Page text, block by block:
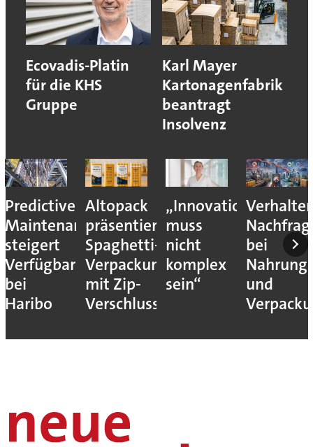
Ecovadis-Platin
für die KHS
Gruppe
Karl Mayer
Kartonagenfabrik
beantragt
Insolvenz
Predictive
Maintenance
steigert
Verfügbarkeit
bei
Haribo
Altopack
präsentiert
Spaghetti-
Verpackung
mit Zip-
Verschluss
„Innovation
muss
nicht
komplex
sein“
bei
und